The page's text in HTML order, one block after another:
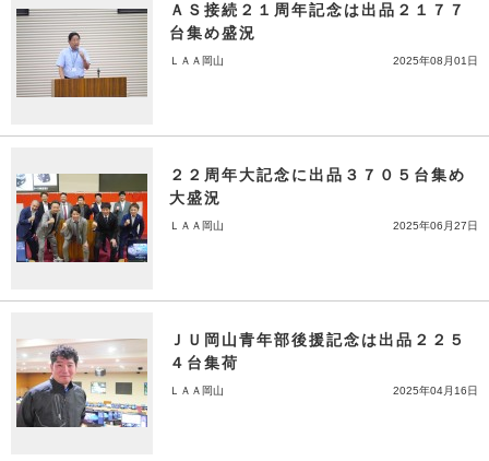
ＡＳ接続２１周年記念は出品２１７７
台集め盛況
ＬＡＡ岡山 2025年08月01日
２２周年大記念に出品３７０５台集め
大盛況
ＬＡＡ岡山 2025年06月27日
ＪＵ岡山青年部後援記念は出品２２５
４台集荷
ＬＡＡ岡山 2025年04月16日